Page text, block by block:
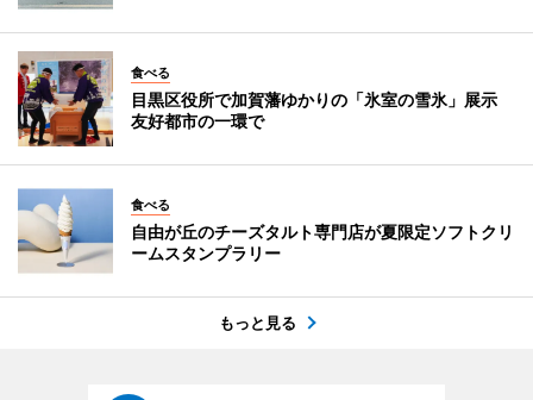
食べる
目黒区役所で加賀藩ゆかりの「氷室の雪氷」展示
友好都市の一環で
食べる
自由が丘のチーズタルト専門店が夏限定ソフトクリ
ームスタンプラリー
もっと見る